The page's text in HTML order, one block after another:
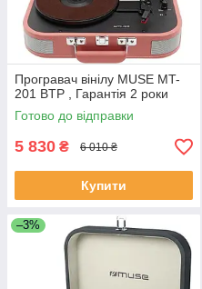
Програвач вінілу MUSE MT-
201 BTP , Гарантія 2 роки
Готово до відправки
5 830 ₴ 6 010 ₴
Купити
–3%